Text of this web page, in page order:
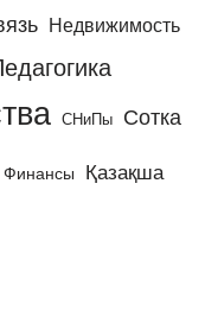
Недвижимость
СНиПы Сотка
Финансы Қазақша